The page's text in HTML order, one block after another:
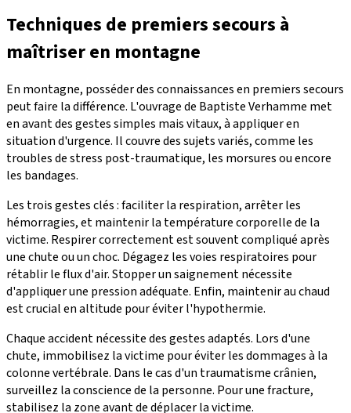
Techniques de premiers secours à
maîtriser en montagne
En montagne, posséder des connaissances en premiers secours
peut faire la différence. L'ouvrage de Baptiste Verhamme met
en avant des gestes simples mais vitaux, à appliquer en
situation d'urgence. Il couvre des sujets variés, comme les
troubles de stress post-traumatique, les morsures ou encore
les bandages.
Les trois gestes clés : faciliter la respiration, arrêter les
hémorragies, et maintenir la température corporelle de la
victime. Respirer correctement est souvent compliqué après
une chute ou un choc. Dégagez les voies respiratoires pour
rétablir le flux d'air. Stopper un saignement nécessite
d'appliquer une pression adéquate. Enfin, maintenir au chaud
est crucial en altitude pour éviter l'hypothermie.
Chaque accident nécessite des gestes adaptés. Lors d'une
chute, immobilisez la victime pour éviter les dommages à la
colonne vertébrale. Dans le cas d'un traumatisme crânien,
surveillez la conscience de la personne. Pour une fracture,
stabilisez la zone avant de déplacer la victime.